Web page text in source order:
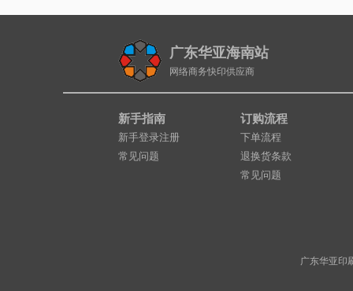
广东华亚海南站
网络商务快印供应商
新手指南
新手登录注册
常见问题
订购流程
下单流程
退换货条款
常见问题
广东华亚印